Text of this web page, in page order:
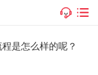
是怎么样的呢？